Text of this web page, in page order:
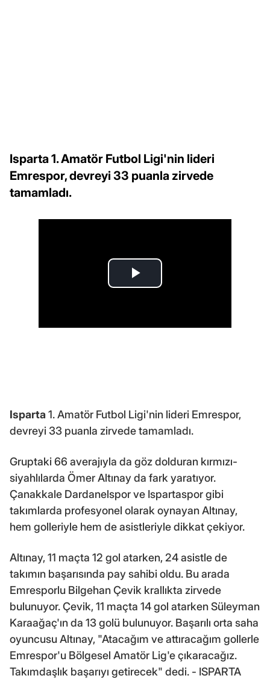
Isparta 1. Amatör Futbol Ligi'nin lideri
Emrespor, devreyi 33 puanla zirvede
tamamladı.
Isparta 1. Amatör Futbol Ligi'nin lideri Emrespor,
devreyi 33 puanla zirvede tamamladı.
Gruptaki 66 averajıyla da göz dolduran kırmızı-
siyahlılarda Ömer Altınay da fark yaratıyor.
Çanakkale Dardanelspor ve Ispartaspor gibi
takımlarda profesyonel olarak oynayan Altınay,
hem golleriyle hem de asistleriyle dikkat çekiyor.
Altınay, 11 maçta 12 gol atarken, 24 asistle de
takımın başarısında pay sahibi oldu. Bu arada
Emresporlu Bilgehan Çevik krallıkta zirvede
bulunuyor. Çevik, 11 maçta 14 gol atarken Süleyman
Karaağaç'ın da 13 golü bulunuyor. Başarılı orta saha
oyuncusu Altınay, "Atacağım ve attıracağım gollerle
Emrespor'u Bölgesel Amatör Lig'e çıkaracağız.
Takımdaşlık başarıyı getirecek" dedi. - ISPARTA